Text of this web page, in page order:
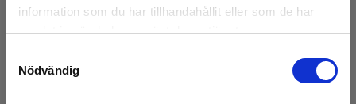
information som du har tillhandahållit eller som de har
samlat in när du har använt deras tjänster.
Nödvändig
fjärrkontrollen för att matcha ditt specifika
arbetsbehov.
Följ säkerhetsföreskrifter:Använd alltid
laseranvändning för att minimera risker för ögon och
hud.